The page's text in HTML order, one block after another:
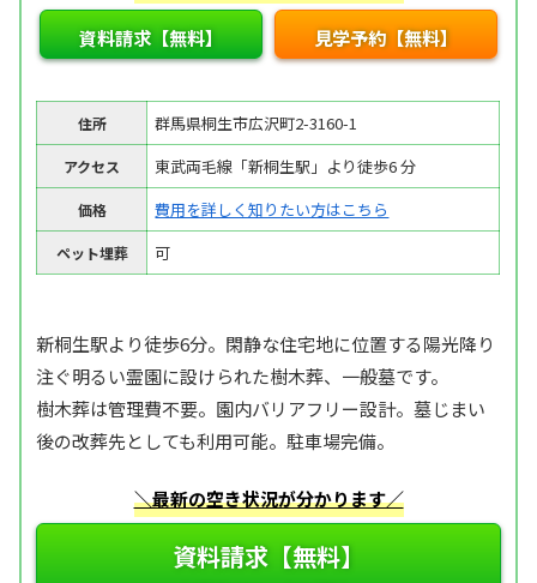
資料請求【無料】 見学予約【無料】
住所 群馬県桐生市広沢町2-3160-1
アクセス 東武両毛線「新桐生駅」より徒歩6 分
価格 費用を詳しく知りたい方はこちら
ペット埋葬 可
新桐生駅より徒歩6分。閑静な住宅地に位置する陽光降り
注ぐ明るい霊園に設けられた樹木葬、一般墓です。
樹木葬は管理費不要。園内バリアフリー設計。墓じまい
後の改葬先としても利用可能。駐車場完備。
＼最新の空き状況が分かります／
資料請求【無料】